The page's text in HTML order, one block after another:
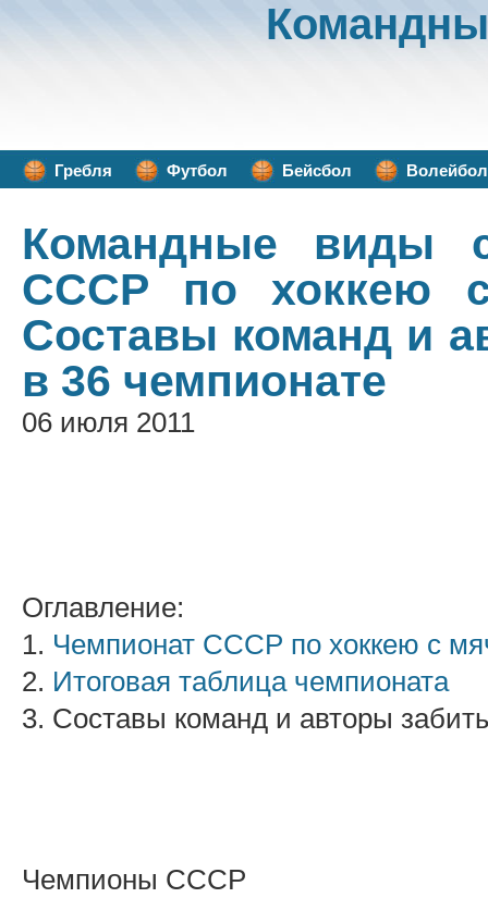
Гребля Футбол Бейсбол Волейбол
Командные виды
СССР по хоккею
Составы команд и
в 36 чемпионате
06 июля 2011
Оглавление:
1. Чемпионат СССР по хоккею с
2. Итоговая таблица чемпионата
3. Составы команд и авторы
Чемпионы СССР